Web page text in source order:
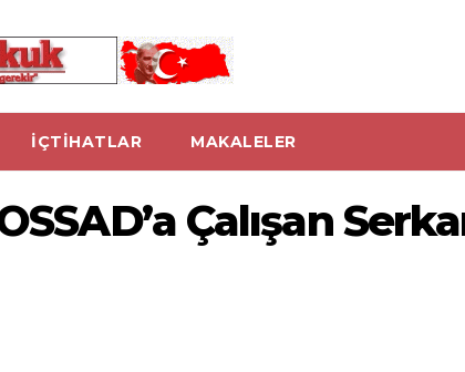
İÇTİHATLAR MAKALELER
Çalışan